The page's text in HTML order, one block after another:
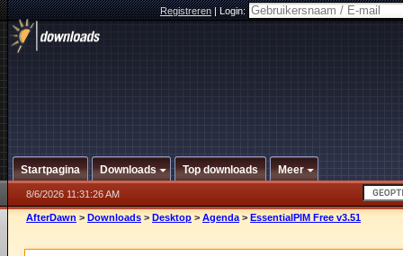
Registreren|Login:
Startpagina Downloads Top downloads Meer
8/6/2026 11:31:26 AM
AfterDawn > Downloads > Desktop > Agenda > EssentialPIM Free v3.51